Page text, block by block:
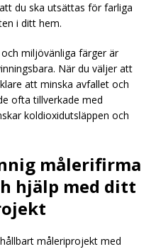
du ska utsättas för farliga
i ditt hem.
miljövänliga färger är
När du väljer att
att minska avfallet och
ofta tillverkade med
koldioxidutsläppen och
målerifirma
hjälp med ditt
måleriprojekt med